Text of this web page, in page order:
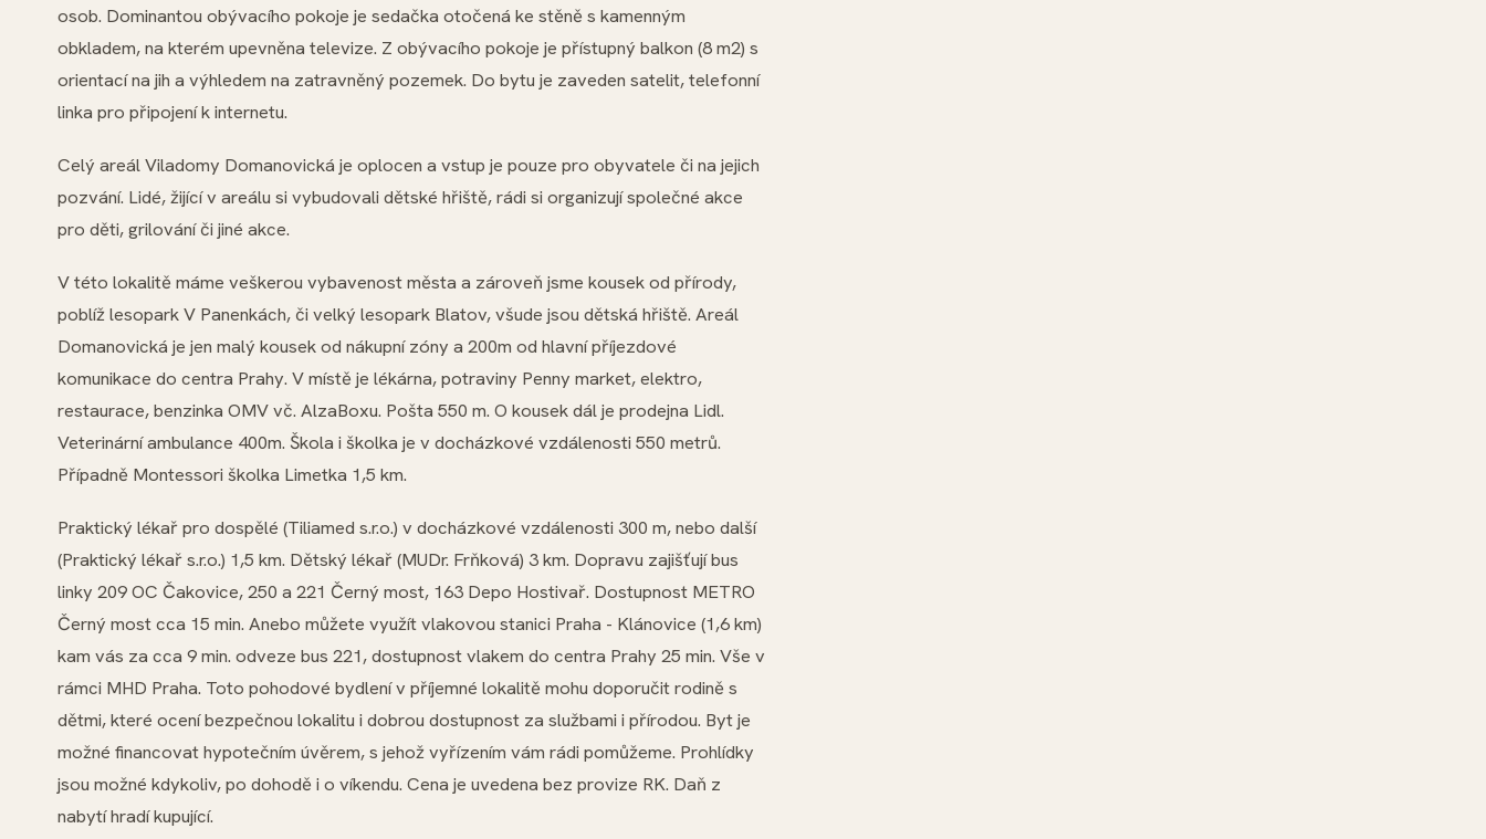
osob. Dominantou obývacího pokoje je sedačka otočená ke stěně s kamenným
obkladem, na kterém upevněna televize. Z obývacího pokoje je přístupný balkon (8 m2) s
orientací na jih a výhledem na zatravněný pozemek. Do bytu je zaveden satelit, telefonní
linka pro připojení k internetu.
Celý areál Viladomy Domanovická je oplocen a vstup je pouze pro obyvatele či na jejich
pozvání. Lidé, žijící v areálu si vybudovali dětské hřiště, rádi si organizují společné akce
pro děti, grilování či jiné akce.
V této lokalitě máme veškerou vybavenost města a zároveň jsme kousek od přírody,
poblíž lesopark V Panenkách, či velký lesopark Blatov, všude jsou dětská hřiště. Areál
Domanovická je jen malý kousek od nákupní zóny a 200m od hlavní příjezdové
komunikace do centra Prahy. V místě je lékárna, potraviny Penny market, elektro,
restaurace, benzinka OMV vč. AlzaBoxu. Pošta 550 m. O kousek dál je prodejna Lidl.
Veterinární ambulance 400m. Škola i školka je v docházkové vzdálenosti 550 metrů.
Případně Montessori školka Limetka 1,5 km.
Praktický lékař pro dospělé (Tiliamed s.r.o.) v docházkové vzdálenosti 300 m, nebo další
(Praktický lékař s.r.o.) 1,5 km. Dětský lékař (MUDr. Frňková) 3 km. Dopravu zajišťují bus
linky 209 OC Čakovice, 250 a 221 Černý most, 163 Depo Hostivař. Dostupnost METRO
Černý most cca 15 min. Anebo můžete využít vlakovou stanici Praha - Klánovice (1,6 km)
kam vás za cca 9 min. odveze bus 221, dostupnost vlakem do centra Prahy 25 min. Vše v
rámci MHD Praha. Toto pohodové bydlení v příjemné lokalitě mohu doporučit rodině s
dětmi, které ocení bezpečnou lokalitu i dobrou dostupnost za službami i přírodou. Byt je
možné financovat hypotečním úvěrem, s jehož vyřízením vám rádi pomůžeme. Prohlídky
jsou možné kdykoliv, po dohodě i o víkendu. Cena je uvedena bez provize RK. Daň z
nabytí hradí kupující.